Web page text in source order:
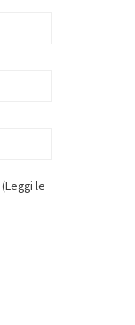
Leggi le